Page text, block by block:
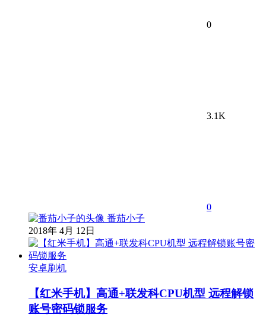
0
3.1K
0
番茄小子
2018年 4月 12日
安卓刷机
【红米手机】高通+联发科CPU机型 远程解锁
账号密码锁服务